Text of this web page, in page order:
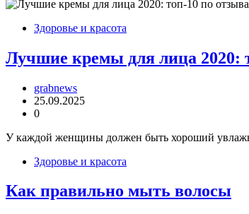
Здоровье и красота
Лучшие кремы для лица 2020:
grabnews
25.09.2025
0
У каждой женщины должен быть хороший
Здоровье и красота
Как правильно мыть волосы